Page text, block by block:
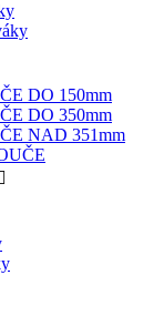
DO 150mm
DO 350mm
NAD 351mm